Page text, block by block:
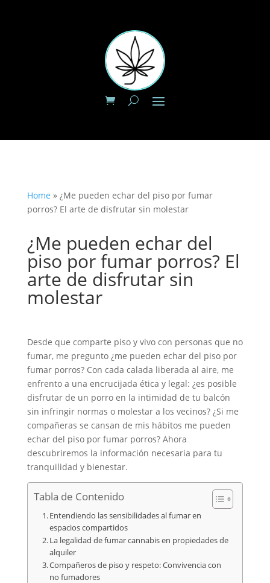
Home » ¿Me pueden echar del piso por fumar
porros? El arte de disfrutar sin molestar
¿Me pueden echar del
piso por fumar porros? El
arte de disfrutar sin
molestar
Desde que comparte piso y vivo con personas que no
fumar, me pregunto ¿me pueden echar del piso por
fumar porros? Con cada calada liberada al aire, me
enfrento a una encrucijada ética y legal: ¿es posible
disfrutar de un porro en la intimidad de tu balcón
sin infringir normas o molestar a los vecinos? ¿Si me
compañeras se cansan de mis hábitos me pueden
echar del piso por fumar porros? Ahora
descubriremos la información necesaria para tu
tranquilidad y bienestar.
Tabla de Contenido
Entendiendo las sensibilidades al fumar en
espacios compartidos
La legalidad de fumar cannabis en propiedades de
alquiler
Compañeros de piso y respeto: Convivencia con
no fumadores